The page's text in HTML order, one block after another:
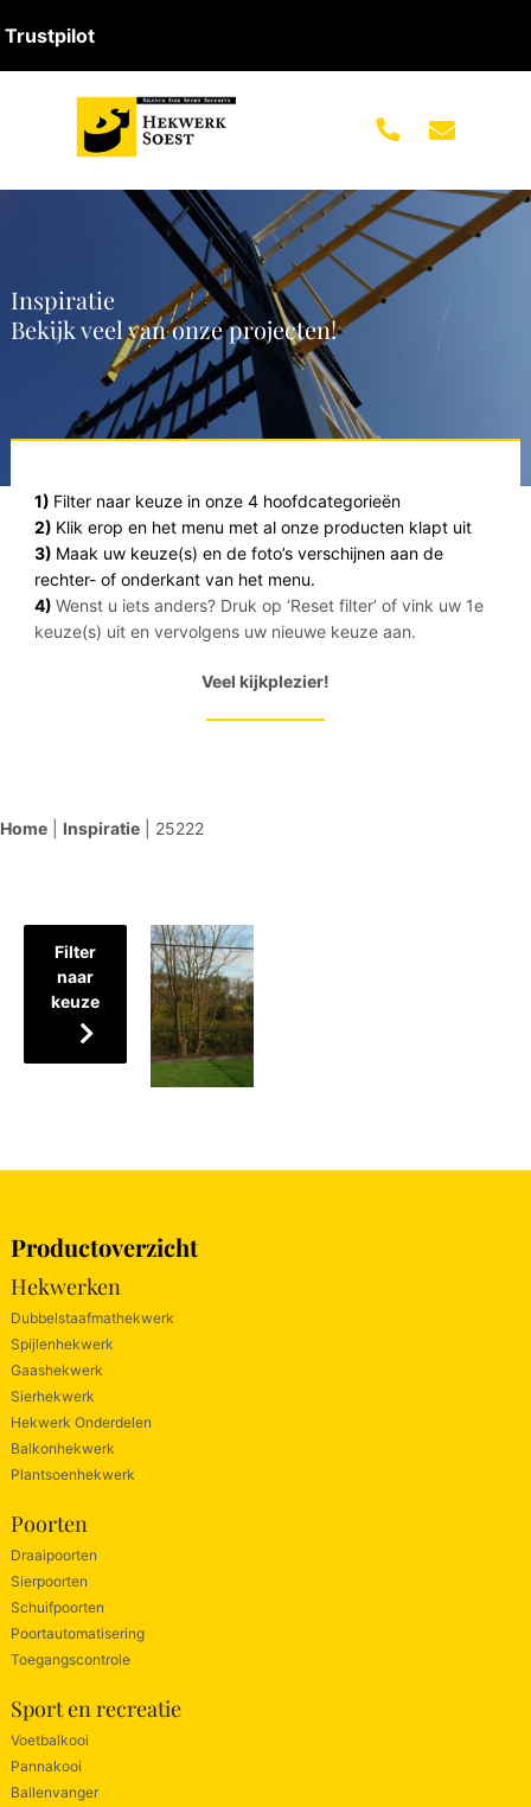
Trustpilot
Inspiratie
Bekijk veel van onze projecten!
1) Filter naar keuze in onze 4 hoofdcategorieën
2) Klik erop en het menu met al onze producten klapt uit
3) Maak uw keuze(s) en de foto’s verschijnen aan de
rechter- of onderkant van het menu.
4) Wenst u iets anders? Druk op ‘Reset filter’ of vink uw 1e
keuze(s) uit en vervolgens uw nieuwe keuze aan.
Veel kijkplezier!
Home Inspiratie 25222
Filter
naar
keuze
Productoverzicht
Hekwerken
Dubbelstaafmathekwerk
Spijlenhekwerk
Gaashekwerk
Sierhekwerk
Hekwerk Onderdelen
Balkonhekwerk
Plantsoenhekwerk
Poorten
Draaipoorten
Sierpoorten
Schuifpoorten
Poortautomatisering
Toegangscontrole
Sport en recreatie
Voetbalkooi
Pannakooi
Ballenvanger